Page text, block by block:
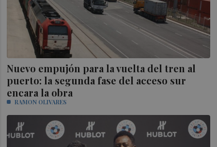
Nuevo empujón para la vuelta del tren al
puerto: la segunda fase del acceso sur
encara la obra
RAMON OLIVARES